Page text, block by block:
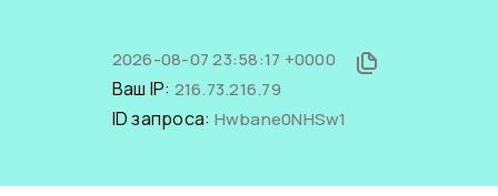
2026-08-07 23:58:17 +0000
Ваш IP: 216.73.216.79
ID запроса: Hwbane0NHSw1